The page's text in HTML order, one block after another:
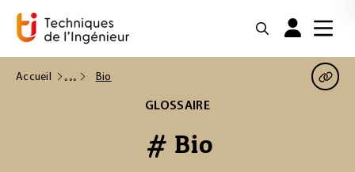
Accueil Bio
GLOSSAIRE
# Bio